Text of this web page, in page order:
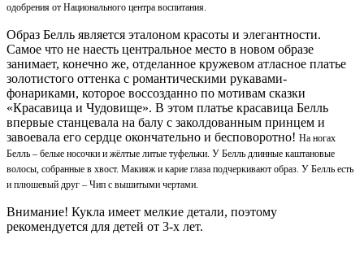
одобрения от Национального центра воспитания.
Образ Белль является эталоном красоты и элегантности.
Самое что не наесть центральное место в новом образе
занимает, конечно же, отделанное кружевом атласное платье
золотистого оттенка с романтическими рукавами-
фонариками, которое воссозданно по мотивам сказки
«Красавица и Чудовище». В этом платье красавица Белль
впервые станцевала на балу с заколдованным принцем и
завоевала его сердце окончательно и бесповоротно! На ногах
Белль – белые носочки и жёлтые литые туфельки. У Белль длинные каштановые
волосы, собранные в хвост. Макияж и карие глаза подчеркивают образ. У Белль есть
и плюшевый друг – Чип с вышитыми чертами.
Внимание! Кукла имеет мелкие детали, поэтому
рекомендуется для детей от 3-х лет.